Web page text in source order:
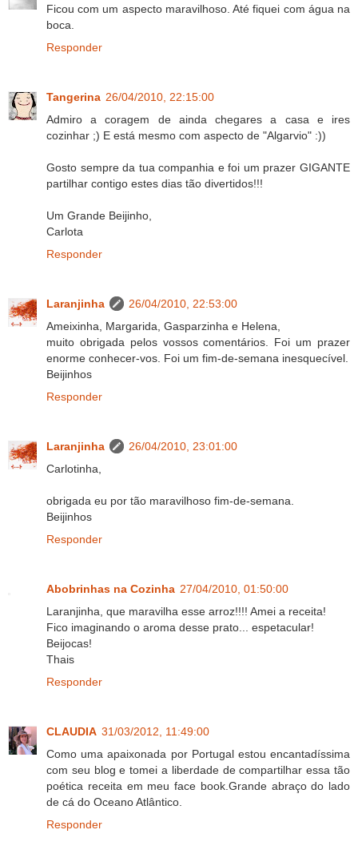
Ficou com um aspecto maravilhoso. Até fiquei com água na
boca.
Responder
Tangerina 26/04/2010, 22:15:00
Admiro a coragem de ainda chegares a casa e ires
cozinhar ;) E está mesmo com aspecto de "Algarvio" :))
Gosto sempre da tua companhia e foi um prazer GIGANTE
partilhar contigo estes dias tão divertidos!!!
Um Grande Beijinho,
Carlota
Responder
Laranjinha
26/04/2010, 22:53:00
Ameixinha, Margarida, Gasparzinha e Helena,
muito obrigada pelos vossos comentários. Foi um prazer
enorme conhecer-vos. Foi um fim-de-semana inesquecível.
Beijinhos
Responder
Laranjinha
26/04/2010, 23:01:00
Carlotinha,
obrigada eu por tão maravilhoso fim-de-semana.
Beijinhos
Responder
Abobrinhas na Cozinha 27/04/2010, 01:50:00
Laranjinha, que maravilha esse arroz!!!! Amei a receita!
Fico imaginando o aroma desse prato... espetacular!
Beijocas!
Thais
Responder
CLAUDIA 31/03/2012, 11:49:00
Como uma apaixonada por Portugal estou encantadíssima
com seu blog e tomei a liberdade de compartilhar essa tão
poética receita em meu face book.Grande abraço do lado
de cá do Oceano Atlântico.
Responder